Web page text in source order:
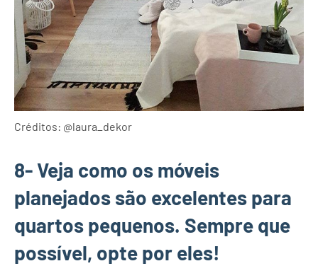
Créditos: @laura_dekor
8- Veja como os móveis
planejados são excelentes para
quartos pequenos. Sempre que
possível, opte por eles!